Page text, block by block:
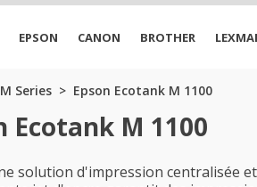
EPSON CANON BROTHER
Series Epson Ecotank M 1100
Ecotank M 1100
solution d'impression centralisée